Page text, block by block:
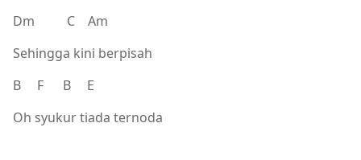
Dm C Am
Sehingga kini berpisah
B F B E
Oh syukur tiada ternoda